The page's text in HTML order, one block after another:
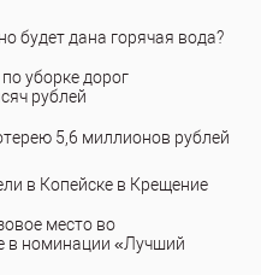
будет дана горячая вода?
уборке дорог
рублей
5,6 миллионов рублей
в Копейске в Крещение
место во
в номинации «Лучший